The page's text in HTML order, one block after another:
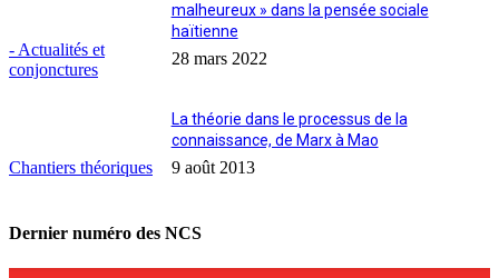
- Actualités et
conjonctures
malheureux » dans la pensée sociale
haïtienne
28 mars 2022
Chantiers théoriques
La théorie dans le processus de la
connaissance, de Marx à Mao
9 août 2013
Dernier numéro des NCS